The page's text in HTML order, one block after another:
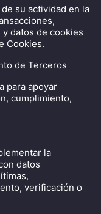
su actividad en la
datos de cookies
Cookies.
de Terceros
para apoyar
cumplimiento,
la
datos
verificación o